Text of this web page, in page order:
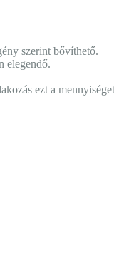
szerint bővíthető.
elegendő.
ezt a